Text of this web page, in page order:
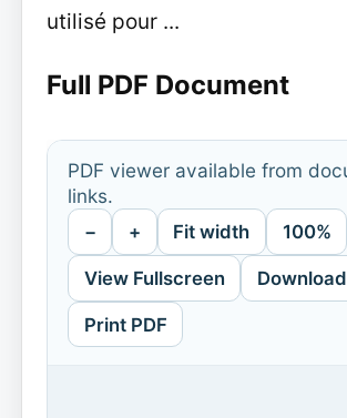
utilisé pour ...
Full PDF Document
PDF viewer available from
links.
− + Fit width 100%
View Fullscreen
Print PDF